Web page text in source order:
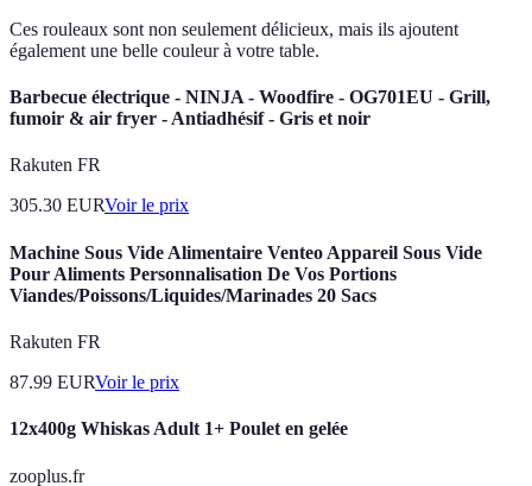
Ces rouleaux sont non seulement délicieux, mais ils ajoutent
également une belle couleur à votre table.
Barbecue électrique - NINJA - Woodfire - OG701EU - Grill,
fumoir & air fryer - Antiadhésif - Gris et noir
Rakuten FR
305.30 EURVoir le prix
Machine Sous Vide Alimentaire Venteo Appareil Sous Vide
Pour Aliments Personnalisation De Vos Portions
Viandes/Poissons/Liquides/Marinades 20 Sacs
Rakuten FR
87.99 EURVoir le prix
12x400g Whiskas Adult 1+ Poulet en gelée
zooplus.fr